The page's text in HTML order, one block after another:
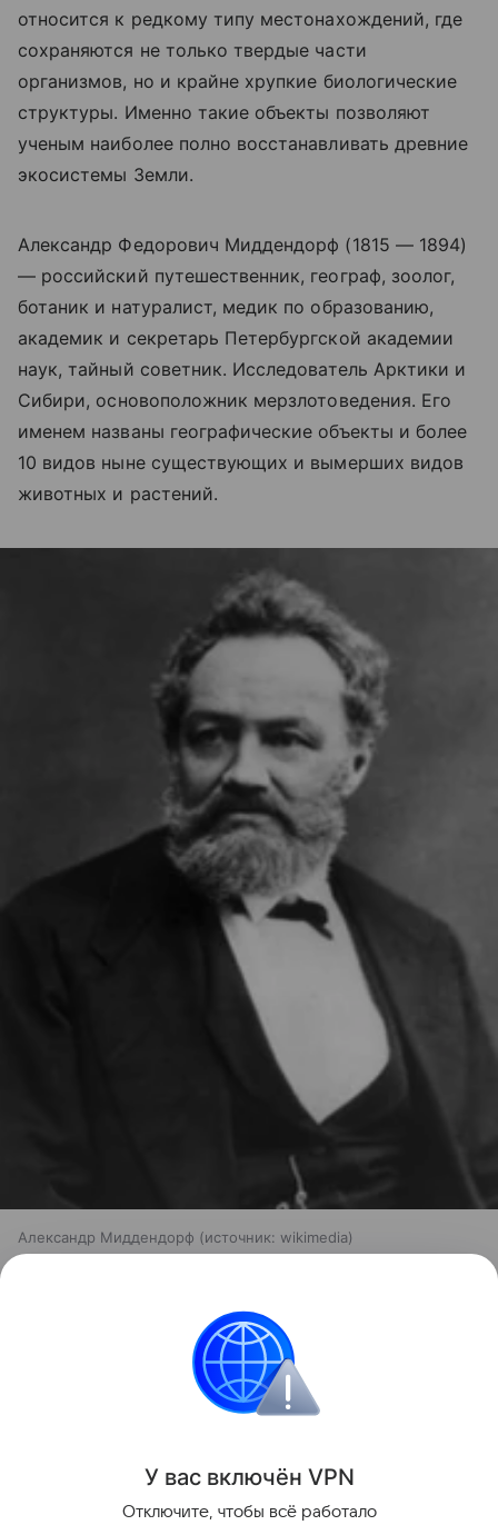
относится к редкому типу местонахождений, где
сохраняются не только твердые части
организмов, но и крайне хрупкие биологические
структуры. Именно такие объекты позволяют
ученым наиболее полно восстанавливать древние
экосистемы Земли.
Александр Федорович Миддендорф (1815 — 1894)
— российский путешественник, географ, зоолог,
ботаник и натуралист, медик по образованию,
академик и секретарь Петербургской академии
наук, тайный советник. Исследователь Арктики и
Сибири, основоположник мерзлотоведения. Его
именем названы географические объекты и более
10 видов ныне существующих и вымерших видов
животных и растений.
Александр Миддендорф источник: wikimedia
об ужасах массовых вымираний.
российские ученые археология
Поделиться
У вас включён VPN
Отключите, чтобы всё работало